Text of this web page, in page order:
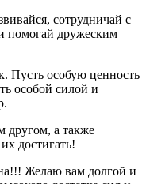
сотрудничай с
помогай дружеским
Пусть особую ценность
особой силой и
а также
достигать!
Желаю вам долгой и